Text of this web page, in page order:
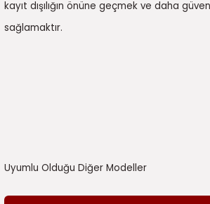
kayıt dışılığın önüne geçmek ve daha
sağlamaktır.
Uyumlu Olduğu Diğer Modeller